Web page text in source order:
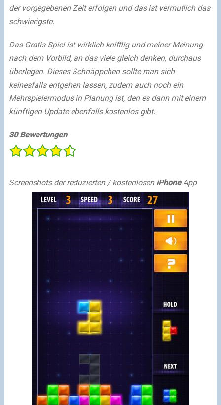
der vorgegebenen Zeit erfolgen und das ist vermutlich das
schwierigste.
Das Gratis-Spiel ist wirklich knifflig und meiner Meinung
nach dem Vorbild, an das viele gleich denken, durchaus
überlegen. Dieses Schnäppchen sollte man sich
keinesfalls entgehen lassen, zudem auch noch ein
Mehrspielermodus in Planung ist, den es dann mit einem
künftigen Update ebenfalls kostenlos gibt.
30 Bewertungen
Screenshots der reduzierten / kostenlosen iPhoneApp